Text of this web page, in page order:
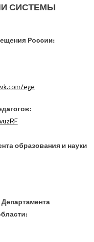
СИСТЕМЫ
России:
ege
образования и науки